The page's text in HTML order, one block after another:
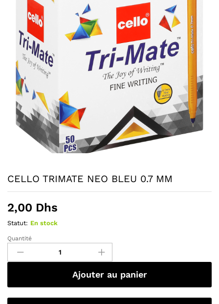
CELLO TRIMATE NEO BLEU 0.7 MM
2,00 Dhs
Statut: En stock
Quantité
Ajouter au panier